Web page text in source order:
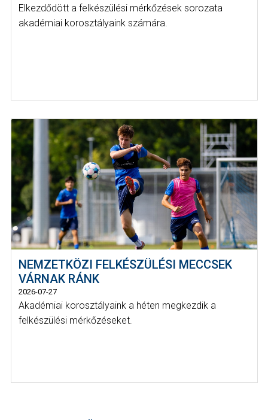
Elkezdődött a felkészülési mérkőzések sorozata
akadémiai korosztályaink számára.
NEMZETKÖZI FELKÉSZÜLÉSI MECCSEK
VÁRNAK RÁNK
2026-07-27
Akadémiai korosztályaink a héten megkezdik a
felkészülési mérkőzéseket.